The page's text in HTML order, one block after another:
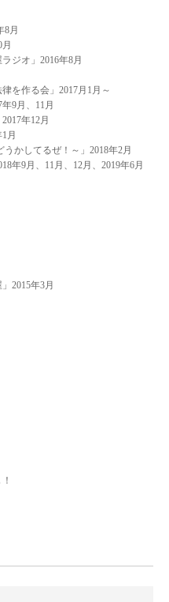
8月
ジオ」2016年8月
を作る会」2017月1月～
9月、11月
年12月
月
かしてるぜ！～」2018年2月
年9月、11月、12月、2019年6月
2015年3月